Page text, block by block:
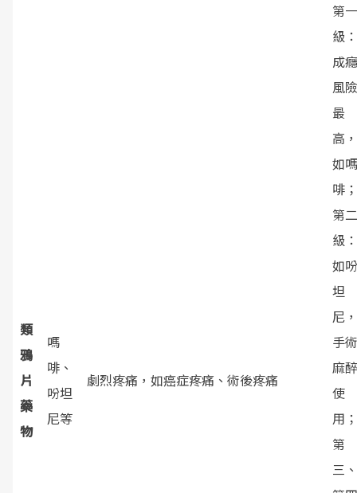
類
鴉
片
藥
物
嗎
啡、
吩坦
尼等
劇烈疼痛，如癌症疼痛、術後疼痛
第一
級：
成癮
風險
最
高，
如嗎
啡；
第二
級：
如吩
坦
尼，
手術
麻醉
使
用；
第
三、